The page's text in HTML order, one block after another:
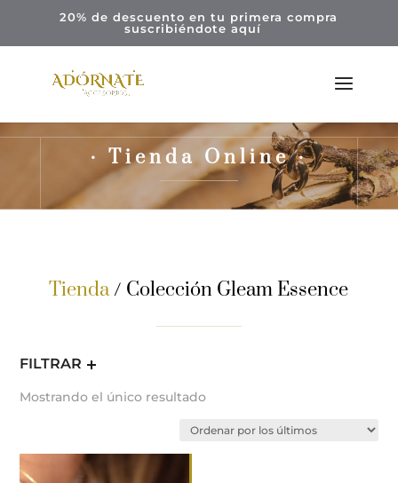
20% de descuento en tu primera compra
suscribiéndoteaquí
· Tienda Online ·
Tienda/ Colección Gleam Essence
FILTRAR
Mostrando el único resultado